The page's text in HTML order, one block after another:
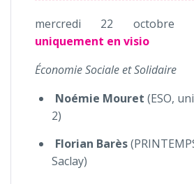
mercredi 22 octobre
uniquement en visio
Économie Sociale et Solidaire
Noémie Mouret (ESO,
2)
Florian Barès
Saclay)